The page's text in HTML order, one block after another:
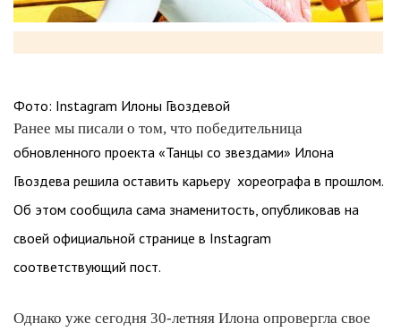
Фото: Instagram Илоны Гвоздевой
Ранее мы писали о том, что победительница
обновленного проекта «Танцы со звездами» Илона
Гвоздева решила оставить карьеру хореографа в прошлом.
Об этом сообщила сама знаменитость, опубликовав на
своей официальной странице в Instagram
соответствующий пост.
Однако уже сегодня 30-летняя Илона опровергла свое